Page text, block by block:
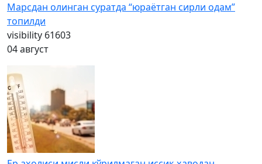
Марсдан олинган суратда “юраётган сирли одам”
топилди
visibility 61603
04 август